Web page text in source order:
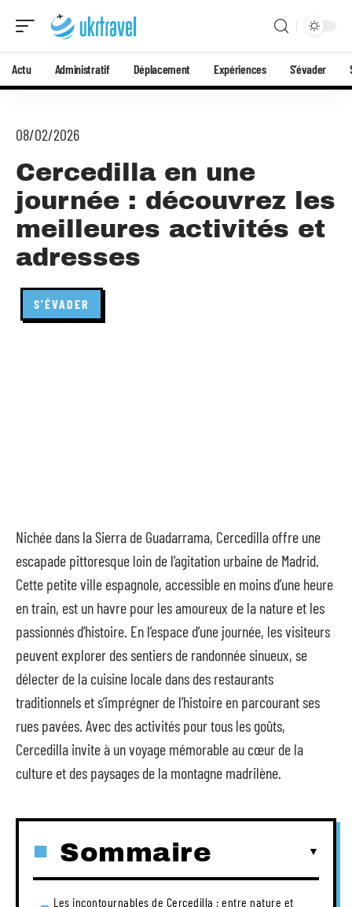
Actu Administratif Déplacement Expériences S’évader
08/02/2026
Cercedilla en une
journée : découvrez les
meilleures activités et
adresses
S'ÉVADER
Nichée dans la Sierra de Guadarrama, Cercedilla offre une
escapade pittoresque loin de l’agitation urbaine de Madrid.
Cette petite ville espagnole, accessible en moins d’une heure
en train, est un havre pour les amoureux de la nature et les
passionnés d’histoire. En l’espace d’une journée, les visiteurs
peuvent explorer des sentiers de randonnée sinueux, se
délecter de la cuisine locale dans des restaurants
traditionnels et s’imprégner de l’histoire en parcourant ses
rues pavées. Avec des activités pour tous les goûts,
Cercedilla invite à un voyage mémorable au cœur de la
culture et des paysages de la montagne madrilène.
Sommaire
Les incontournables de Cercedilla : entre nature et